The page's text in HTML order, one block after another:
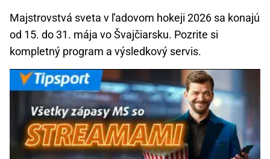
Majstrovstvá sveta v ľadovom hokeji 2026 sa konajú
od 15. do 31. mája vo Švajčiarsku. Pozrite si
kompletný program a výsledkový servis.